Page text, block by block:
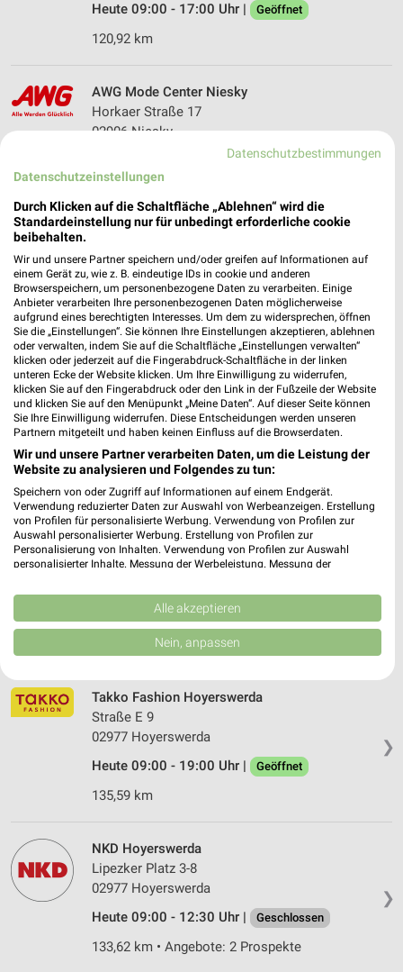
Heute 09:00 - 17:00 Uhr |
Geöffnet
120,92 km
❯
AWG Mode Center Niesky
Horkaer Straße 17
02906 Niesky
Heute 09:00 - 19:00 Uhr | Geöffnet
Kollmer Str. 1-3
02906 Niesky
Heute 09:00 - 16:00 Uhr | Schließt in 39 Min.
168,11 km • Angebote: 2 Prospekte
NKD Kalbach
Gewerbestr. 1
36148 Kalbach
Heute 09:00 - 16:00 Uhr | Schließt in 39 Min.
169,28 km • Angebote: 2 Prospekte
❯
NKD Rothenburg/O.L.
Nöser Str. 9
Heute 09:00 - 14:00 Uhr |
169,30 km • Angebote: 2 Prospekte
❯
Takko Fashion Hoyerswerda
Straße E 9
02977 Hoyerswerda
Heute 09:00 - 19:00 Uhr |
Geöffnet
135,59 km
❯
NKD Hoyerswerda
Lipezker Platz 3-8
02977 Hoyerswerda
Heute 09:00 - 12:30 Uhr |
Geschlossen
133,62 km • Angebote: 2 Prospekte
Datenschutzbestimmungen
Datenschutzeinstellungen
Durch Klicken auf die Schaltfläche „Ablehnen“ wird die
Standardeinstellung nur für unbedingt erforderliche cookie
beibehalten.
Wir und unsere Partner speichern und/oder greifen auf Informationen auf
einem Gerät zu, wie z. B. eindeutige IDs in cookie und anderen
Browserspeichern, um personenbezogene Daten zu verarbeiten. Einige
Anbieter verarbeiten Ihre personenbezogenen Daten möglicherweise
aufgrund eines berechtigten Interesses. Um dem zu widersprechen, öffnen
Sie die „Einstellungen“. Sie können Ihre Einstellungen akzeptieren, ablehnen
oder verwalten, indem Sie auf die Schaltfläche „Einstellungen verwalten“
klicken oder jederzeit auf die Fingerabdruck-Schaltfläche in der linken
unteren Ecke der Website klicken. Um Ihre Einwilligung zu widerrufen,
klicken Sie auf den Fingerabdruck oder den Link in der Fußzeile der Website
und klicken Sie auf den Menüpunkt „Meine Daten“. Auf dieser Seite können
Sie Ihre Einwilligung widerrufen. Diese Entscheidungen werden unseren
Partnern mitgeteilt und haben keinen Einfluss auf die Browserdaten.
Wir und unsere Partner verarbeiten Daten, um die Leistung der
Website zu analysieren und Folgendes zu tun:
Speichern von oder Zugriff auf Informationen auf einem Endgerät.
Verwendung reduzierter Daten zur Auswahl von Werbeanzeigen. Erstellung
von Profilen für personalisierte Werbung. Verwendung von Profilen zur
Auswahl personalisierter Werbung. Erstellung von Profilen zur
Personalisierung von Inhalten. Verwendung von Profilen zur Auswahl
personalisierter Inhalte. Messung der Werbeleistung. Messung der
Kombinationen von Daten aus verschiedenen Quellen. Entwicklung und
Verbesserung der Angebote. Verwendung reduzierter Daten zur Auswahl
von Inhalten.
Daten können außerhalb der Europäischen Union weitergegeben und in die
Website/App.
Partnerliste anzeigen (1 IAB-Anbieter)
Wir nutzen Ihre Daten für folgende Zwecke:
Speichern von oder Zugriff auf Informationen
auf einem Endgerät
Werbeanzeigen
Erstellung von Profilen für personalisierte
Werbung
Verwendung von Profilen zur Auswahl
personalisierter Werbung
Alle akzeptieren
Nein, anpassen